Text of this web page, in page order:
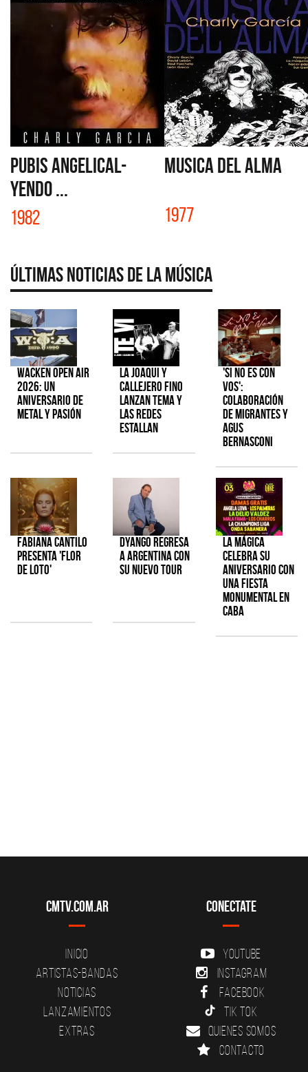
PUBIS ANGELICAL-
YENDO ...
1982
MUSICA DEL ALMA
1977
Últimas Noticias de la Música
Wacken Open Air
2026: Un
aniversario de
metal y pasión
La Joaqui y
Callejero Fino
lanzan tema y
las redes
estallan
'Si No Es Con
Vos':
colaboración
de Migrantes y
Agus
Bernasconi
Fabiana Cantilo
presenta 'Flor
de Loto'
Dyango regresa
a Argentina con
su nuevo tour
La Mágica
celebra su
aniversario con
una fiesta
monumental en
CABA
CMTV.com.ar
Inicio
Artistas-Bandas
Noticias
Lanzamientos
Extras
Conectate
YouTube
Instagram
Facebook
Tik Tok
Quienes somos
Contacto